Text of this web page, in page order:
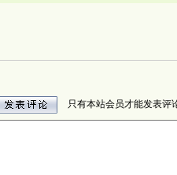
只有本站会员才能发表评